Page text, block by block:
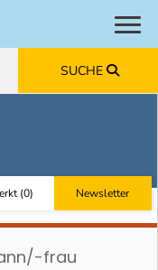
SUCHE
(0) Newsletter
frau